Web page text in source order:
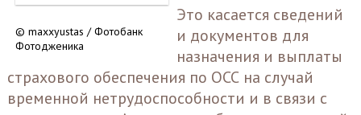
© maxxyustas / Фотобанк
Фотодженика
Это касается сведений
и документов для
назначения и выплаты
страхового обеспечения по ОСС на случай
временной нетрудоспособности и в связи с